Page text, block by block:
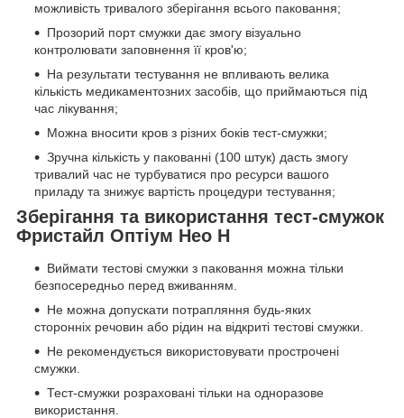
можливість тривалого зберігання всього паковання;
Прозорий порт смужки дає змогу візуально
контролювати заповнення її кров'ю;
На результати тестування не впливають велика
кількість медикаментозних засобів, що приймаються під
час лікування;
Можна вносити кров з різних боків тест-смужки;
Зручна кількість у пакованні (100 штук) дасть змогу
тривалий час не турбуватися про ресурси вашого
приладу та знижує вартість процедури тестування;
Зберігання та використання тест-смужок
Фристайл Оптіум Нео Н
Виймати тестові смужки з паковання можна тільки
безпосередньо перед вживанням.
Не можна допускати потрапляння будь-яких
сторонніх речовин або рідин на відкриті тестові смужки.
Не рекомендується використовувати прострочені
смужки.
Тест-смужки розраховані тільки на одноразове
використання.